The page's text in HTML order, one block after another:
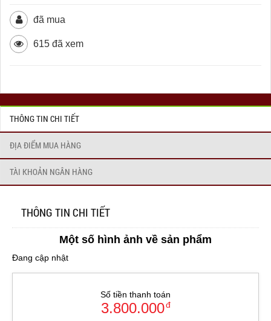
đã mua
615 đã xem
THÔNG TIN CHI TIẾT
ĐỊA ĐIỂM MUA HÀNG
TÀI KHOẢN NGÂN HÀNG
THÔNG TIN CHI TIẾT
Một số hình ảnh về sản phẩm
Đang cập nhật
Số tiền thanh toán
3.800.000đ